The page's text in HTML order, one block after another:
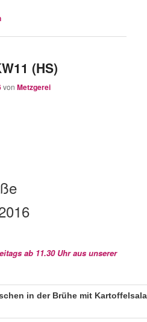
(HS)
vonMetzgerei
ab 11.30 Uhr aus unserer
in der Brühe mit